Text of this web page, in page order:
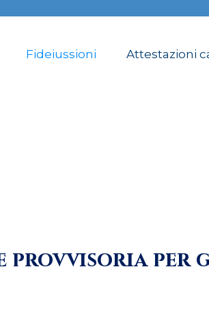
Fideiussioni Attestazioni
provvisoria per